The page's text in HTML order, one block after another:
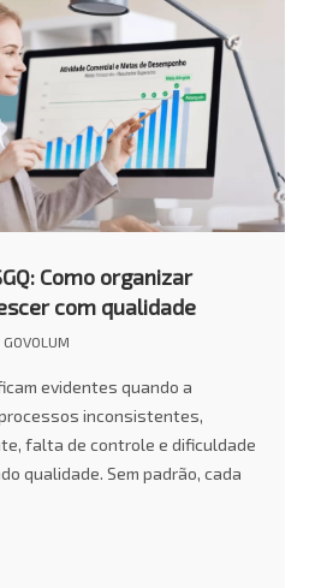
Como organizar
com qualidade
GOVOLUM
evidentes quando a
inconsistentes,
falta de controle e dificuldade
qualidade. Sem padrão, cada